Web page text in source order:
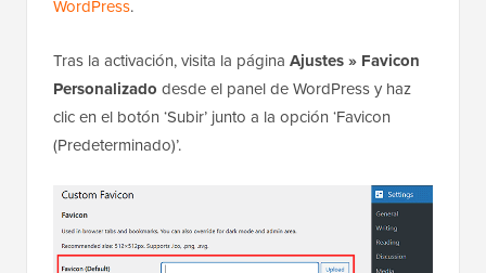
para principiantes sobre
cómo instalar un plugin de
WordPress
Tras la activación, visita la página Ajustes » Favicon
Personalizado
desde el panel de WordPress y haz
clic en el botón ‘Subir’ junto a la opción ‘Favicon
(Predeterminado)’.